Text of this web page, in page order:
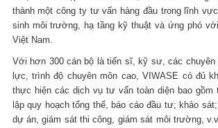
thành một công ty tư vấn hàng đầu trong lĩnh
sinh môi trường, hạ tầng kỹ thuật và ứng phó
Việt Nam.
Với hơn 300 cán bộ là tiến sĩ, kỹ sư, các chuyên
lực, trình độ chuyên môn cao, VIWASE có đủ
thực hiện các dịch vụ tư vấn toàn diện bao gồm
lập quy hoạch tổng thể, báo cáo đầu tư; khảo
dự án, giám sát thi công, giám sát môi trường,